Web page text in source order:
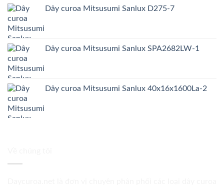
Dây curoa Mitsusumi Sanlux D275-7
Dây curoa Mitsusumi Sanlux SPA2682LW-1
Dây curoa Mitsusumi Sanlux 40x16x1600La-2